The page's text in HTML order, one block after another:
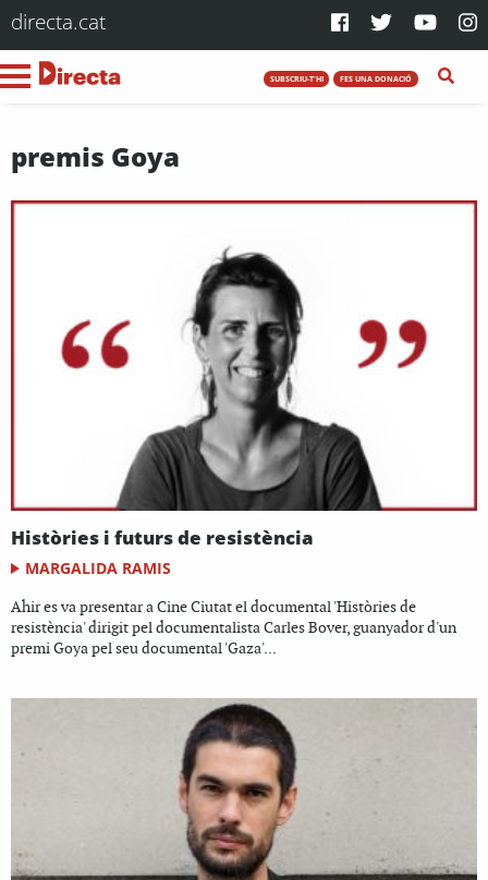
directa.cat
SUBSCRIU-T'HI FES UNA DONACIÓ
premis Goya
Històries i futurs de resistència
MARGALIDA RAMIS
Ahir es va presentar a Cine Ciutat el documental 'Històries de
resistència' dirigit pel documentalista Carles Bover, guanyador d'un
premi Goya pel seu documental 'Gaza'...